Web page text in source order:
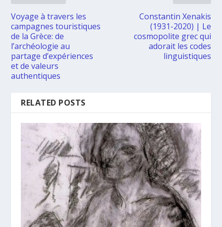
Voyage à travers les
campagnes touristiques
de la Grèce: de
l’archéologie au
partage d’expériences
et de valeurs
authentiques
Constantin Xenakis
(1931-2020) | Le
cosmopolite grec qui
adorait les codes
linguistiques
RELATED POSTS